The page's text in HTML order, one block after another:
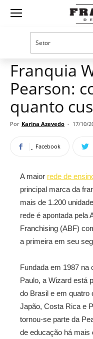
Guia
Mercado de franquias
Franquia
Pearson:
quanto
Por Karina Azevedo - 17/10/
Facebook
A maior rede de
principal marca da
mais de 1.200
rede é apontada pela
Franchising (ABF)
a primeira em seu
Fundada em 1987 na
Paulo, a Wizard está
do Brasil e em quatro
Japão, Costa Rica e
tornou-se parte da
de educação há mais